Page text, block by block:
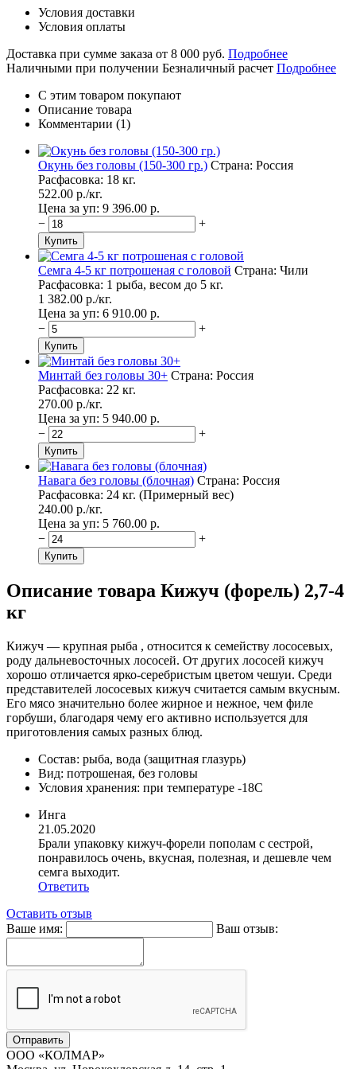
Условия доставки
Условия оплаты
Доставка при сумме заказа от 8 000 руб. Подробнее
Наличными при получении Безналичный расчет Подробнее
С этим товаром покупают
Описание товара
Комментарии (1)
Окунь без головы (150-300 гр.) Страна: Россия
Расфасовка: 18 кг.
522.00 p./кг.
Цена за уп: 9 396.00 p.
−
+
Семга 4-5 кг потрошеная с головой Страна: Чили
Расфасовка: 1 рыба, весом до 5 кг.
1 382.00 p./кг.
Цена за уп: 6 910.00 p.
−
+
Минтай без головы 30+ Страна: Россия
Расфасовка: 22 кг.
270.00 p./кг.
Цена за уп: 5 940.00 p.
−
+
Навага без головы (блочная) Страна: Россия
Расфасовка: 24 кг. (Примерный вес)
240.00 p./кг.
Цена за уп: 5 760.00 p.
−
+
Описание товара Кижуч (форель) 2,7-4
кг
Кижуч — крупная рыба , относится к семейству лососевых,
роду дальневосточных лососей. От других лососей кижуч
хорошо отличается ярко-серебристым цветом чешуи. Среди
представителей лососевых кижуч считается самым вкусным.
Его мясо значительно более жирное и нежное, чем филе
горбуши, благодаря чему его активно используется для
приготовления самых разных блюд.
Состав: рыба, вода (защитная глазурь)
Вид: потрошеная, без головы
Условия хранения: при температуре -18С
Инга
21.05.2020
Брали упаковку кижуч-форели пополам с сестрой,
понравилось очень, вкусная, полезная, и дешевле чем
семга выходит.
Ответить
Оставить отзыв
Ваше имя:
Ваш отзыв:
ООО «КОЛМАР»